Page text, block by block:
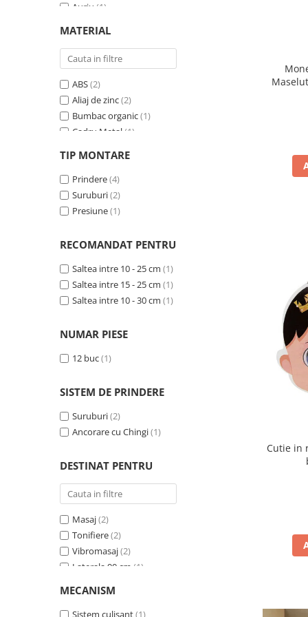
Auriu (1)
Crem(2)
Diverse culori
Galben(1)
Gri(3)
Lemn(1)
Maro(1)
Multicolor(1)
Negru(3)
Rosu(1)
Roz(1)
Turcoaz(1)
Visiniu(1)
MATERIAL
ABS(2)
Aliaj de zinc(2)
Bumbac organic(1)
Cadru Metal (1)
Lemn (2)
Material textil, plastic
Metal(4)
Otel(1)
Piele ecologica (1)
Plastic (3)
Poliester (3)
Silicon (4)
TIP MONTARE
Prindere(4)
Suruburi(2)
Presiune(1)
RECOMANDAT PENTRU
Saltea intre 10 - 25 cm (1)
Saltea intre 15 - 25 cm (1)
Saltea intre 10 - 30 cm (1)
NUMAR PIESE
12 buc(1)
SISTEM DE PRINDERE
Suruburi(2)
Ancorare cu Chingi(1)
DESTINAT PENTRU
Masaj(2)
Tonifiere(2)
Vibromasaj(2)
Laterala 90 cm (1)
Laterala 140 cm
Laterala 150 cm (1)
MECANISM
Sistem culisant(1)
Cutie in